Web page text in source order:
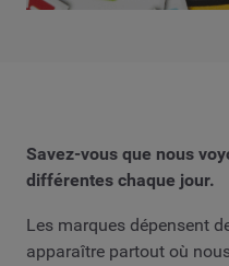
Savez-vous que nous
différentes chaque jour.
Les marques dépensent
apparaître partout où